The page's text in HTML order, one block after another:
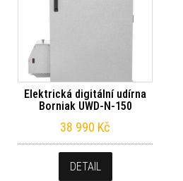
Elektrická digitální udírna
Borniak UWD-N-150
38 990 Kč
DETAIL